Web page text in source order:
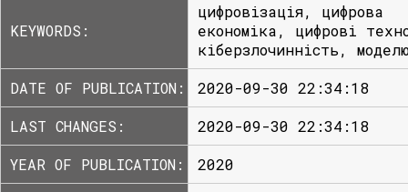
KEYWORDS:
цифровізація, цифрова
економіка, цифрові
кіберзлочинність,
DATE OF PUBLICATION:
2020-09-30 22:34:18
LAST CHANGES:
2020-09-30 22:34:18
YEAR OF PUBLICATION:
2020